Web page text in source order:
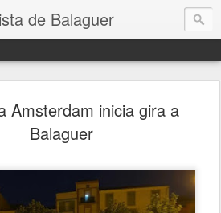
de Balaguer
Amsterdam inicia gira a
Balaguer